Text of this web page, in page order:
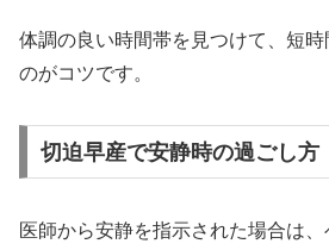
体調の良い時間帯を見つけて、短時
のがコツです。
切迫早産で安静時の過ごし方
医師から安静を指示された場合は